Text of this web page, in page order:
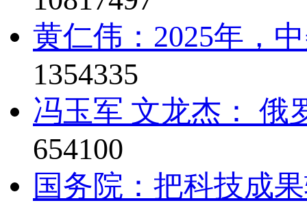
黄仁伟：2025年，
1354335
冯玉军 文龙杰： 俄
654100
国务院：把科技成